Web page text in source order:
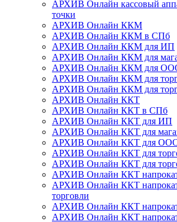
АРХИВ Онлайн кассовый
точки
АРХИВ Онлайн ККМ
АРХИВ Онлайн ККМ в СПб
АРХИВ Онлайн ККМ для ИП
АРХИВ Онлайн ККМ для
АРХИВ Онлайн ККМ для
АРХИВ Онлайн ККМ для
АРХИВ Онлайн ККМ для
АРХИВ Онлайн ККТ
АРХИВ Онлайн ККТ в СПб
АРХИВ Онлайн ККТ для ИП
АРХИВ Онлайн ККТ для
АРХИВ Онлайн ККТ для
АРХИВ Онлайн ККТ для
АРХИВ Онлайн ККТ для
АРХИВ Онлайн ККТ
АРХИВ Онлайн ККТ напрокат
торговли
АРХИВ Онлайн ККТ
АРХИВ Онлайн ККТ напрокат